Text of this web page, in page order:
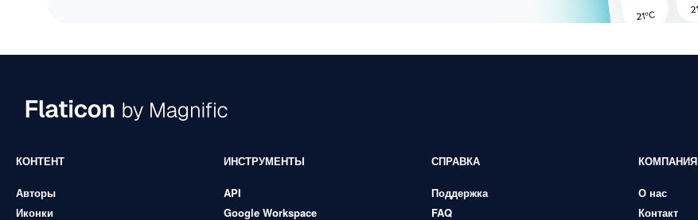
КОНТЕНТ
Авторы
Иконки
ИНСТРУМЕНТЫ
API
Google Workspace
СПРАВКА
Поддержка
FAQ
КОМПАНИЯ
О нас
Контакт